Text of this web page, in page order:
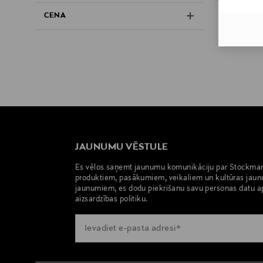
CENA
JAUNUMU VĒSTULE
Es vēlos saņemt jaunumu komunikāciju par
produktiem, pasākumiem, veikaliem un kultūras
jaunumiem, es dodu piekrišanu savu personas datu
aizsardzības politiku.